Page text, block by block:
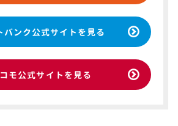
バンク公式サイトを見る
モ公式サイトを見る